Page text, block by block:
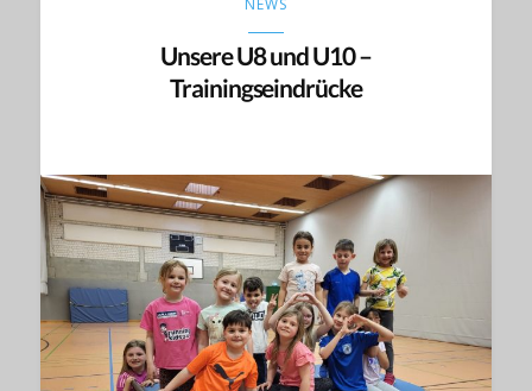
NEWS
Unsere U8 und U10 –
Trainingseindrücke